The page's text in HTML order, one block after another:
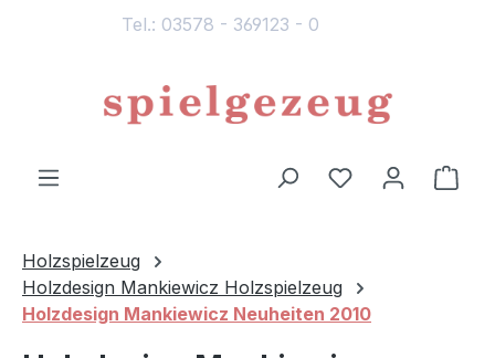
Tel.: 03578 - 369123 - 0
Du hast 0
Holzspielzeug
Holzdesign Mankiewicz Holzspielzeug
Holzdesign Mankiewicz Neuheiten 2010